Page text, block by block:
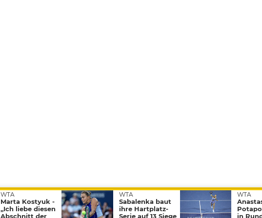
WTA
Marta Kostyuk -
„Ich liebe diesen
Abschnitt der
WTA
Sabalenka baut
ihre Hartplatz-
Serie auf 13 Siege
WTA
in
Impressum AGBs Datenschutz Nutzungsbedingungen
RSS &